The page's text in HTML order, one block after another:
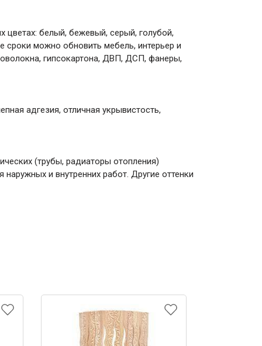
цветах: белый, бежевый, серый, голубой,
сроки можно обновить мебель, интерьер и
гипсокартона, ДВП, ДСП, фанеры,
адгезия, отличная укрывистость,
(трубы, радиаторы отопления)
и внутренних работ. Другие оттенки